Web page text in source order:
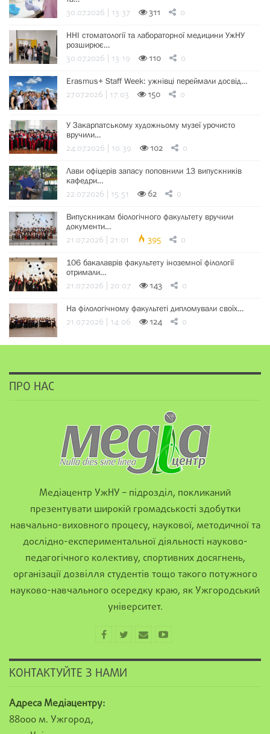
30.07.2026 | 13:37 311 0
ННІ стоматології та лабораторної медицини УжНУ
розширює…
30.07.2026 | 13:19 110 0
Erasmus+ Staff Week: ужнівці переймали досвід…
27.07.2026 | 17:03 150 0
У Закарпатському художньому музеї урочисто
вручили…
24.07.2026 | 10:39 102 0
Лави офіцерів запасу поповнили 13 випускників
кафедри…
22.07.2026 | 15:51 62 0
Випускникам біологічного факультету вручили
документи…
21.07.2026 | 21:01 395 0
106 бакалаврів факультету іноземної філології
отримали…
21.07.2026 | 20:07 143 0
На філологічному факультеті дипломували своїх…
21.07.2026 | 14:06 124 0
ПРО НАС
Медіацентр УжНУ – підрозділ, покликаний
презентувати широкій громадськості здобутки
навчально-виховного процесу, наукової, методичної та
дослідно-експериментальної діяльності науково-
педагогічного колективу, спортивних досягнень,
організації дозвілля студентів тощо такого потужного
науково-навчального осередку краю, як Ужгородський
університет.
КОНТАКТУЙТЕ З НАМИ
Адреса Медіацентру:
88000 м. Ужгород,